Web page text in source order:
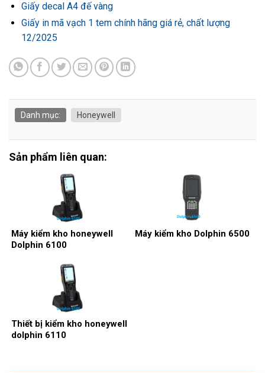
Giấy decal A4 đế vàng
Giấy in mã vạch 1 tem chính hãng giá rẻ, chất lượng
12/2025
Danh mục: Honeywell
Sản phẩm liên quan:
Máy kiểm kho honeywell
Dolphin 6100
Máy kiểm kho Dolphin 6500
Thiết bị kiểm kho honeywell
dolphin 6110